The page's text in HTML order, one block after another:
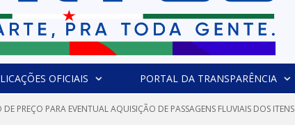
OFICIAIS PORTAL DA TRANSPARÊNCIA
PREÇO PARA EVENTUAL AQUISIÇÃO DE PASSAGENS FLUVIAIS DOS ITENS